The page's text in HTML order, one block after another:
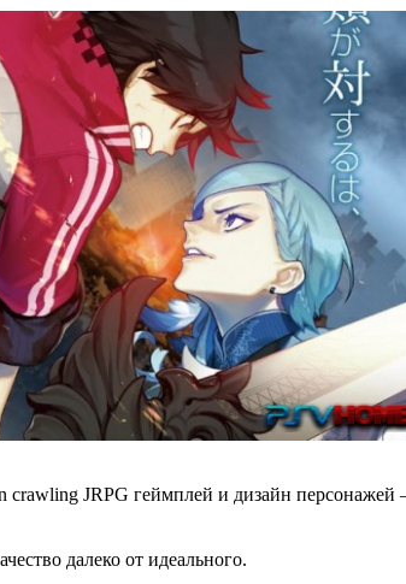
JRPG геймплей и дизайн персонажей
далеко от идеального.